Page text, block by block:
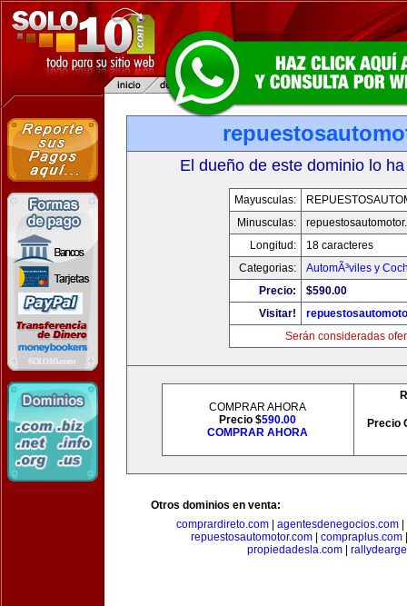
El dueño de este dominio lo
Mayusculas:
Minusculas:
Longitud:
18 caracteres
Categorias:
AutomÃ³viles y
Precio:
$590.00
Visitar!
Serán consideradas
COMPRAR AHORA
Precio $590.00
COMPRAR AHORA
Precio
Otros dominios en venta:
comprardireto.com| agentesdenegocios.com|
repuestosautomotor.com
compraplus.com
propiedadesla.com|